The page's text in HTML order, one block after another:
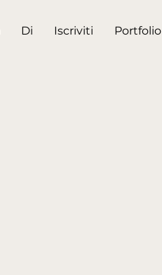
Di Iscriviti Portfolio